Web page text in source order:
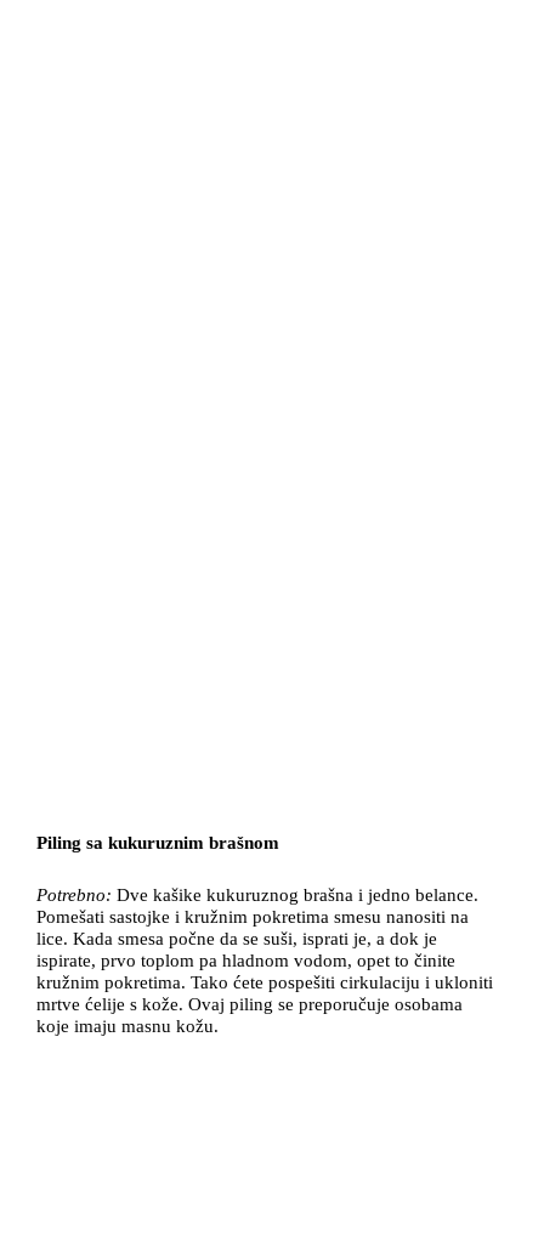
Piling sa kukuruznim brašnom
Potrebno: Dve kašike kukuruznog brašna i jedno belance.
Pomešati sastojke i kružnim pokretima smesu nanositi na
lice. Kada smesa počne da se suši, isprati je, a dok je
ispirate, prvo toplom pa hladnom vodom, opet to činite
kružnim pokretima. Tako ćete pospešiti cirkulaciju i ukloniti
mrtve ćelije s kože. Ovaj piling se preporučuje osobama
koje imaju masnu kožu.